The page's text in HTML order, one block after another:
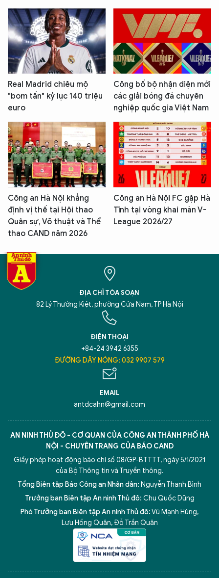
Real Madrid chiêu mộ
"bom tấn" kỷ lục 140 triệu
euro
Công bố bộ nhận diện mới
các giải bóng đá chuyên
nghiệp quốc gia Việt Nam
Công an Hà Nội khẳng
định vị thế tại Hội thao
Quân sự, Võ thuật và Thể
thao CAND năm 2026
Công an Hà Nội FC gặp Hà
Tĩnh tại vòng khai màn V-
League 2026/27
ĐỊA CHỈ TÒA SOẠN
82 Lý Thường Kiệt, phường Cửa Nam, TP Hà Nội
ĐIỆN THOẠI
+84-24 3942 6355
ĐƯỜNG DÂY NÓNG: 032 9907 579
EMAIL
antdcahn@gmail.com
AN NINH THỦ ĐÔ - CƠ QUAN CỦA CÔNG AN THÀNH PHỐ HÀ
NỘI - CHUYÊN TRANG CỦA BÁO CAND
Giấy phép hoạt động báo chí số 08/GP-BTTTT, ngày 5/1/2021
của Bộ Thông tin và Truyền thông.
Tổng Biên tập Báo Công an Nhân dân: Nguyễn Thanh Bình
Trưởng ban Biên tập An ninh Thủ đô: Chu Quốc Dũng
Phó Trưởng ban Biên tập An ninh Thủ đô:Vũ Mạnh Hùng,
Lưu Hồng Quân, Đỗ Trần Quân
5 điểm nghẽn của Hà Nội giải pháp xử lý điểm nghẽn của